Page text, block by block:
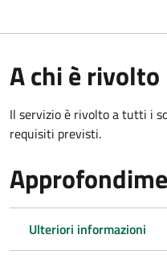
A chi è rivolto
Il servizio è rivolto a tutti i
requisiti previsti.
Ulteriori informazioni